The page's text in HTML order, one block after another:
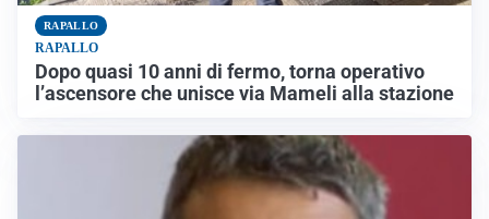
RAPALLO
RAPALLO
Dopo quasi 10 anni di fermo, torna operativo
l’ascensore che unisce via Mameli alla stazione